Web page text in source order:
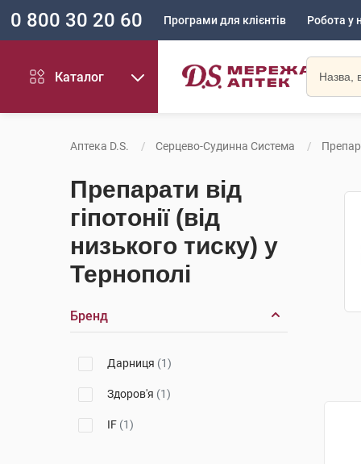
0 800 30 20 60 Програми для клієнтів Робота у
Каталог
Аптека D.S. Серцево-Судинна Система
Препарати від
гіпотонії (від
низького тиску) у
Тернополі
Бренд
Дарниця (1)
Здоров'я (1)
IF (1)